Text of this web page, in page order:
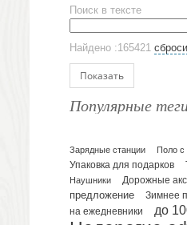
Поиск в тексте
Найдено :165421
Показать
Популярные
Зарядные станции Поло с
Упаковка для подарков
Наушники
Дорожные
предложение
Зимнее
на ежедневники
до